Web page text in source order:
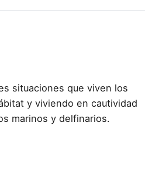
situaciones que viven los
y viviendo en cautividad
marinos y delfinarios.